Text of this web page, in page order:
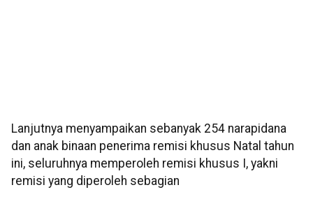
Lanjutnya menyampaikan sebanyak 254 narapidana
dan anak binaan penerima remisi khusus Natal tahun
ini, seluruhnya memperoleh remisi khusus I, yakni
remisi yang diperoleh sebagian